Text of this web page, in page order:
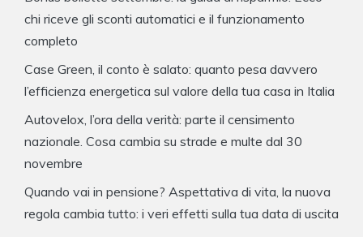
chi riceve gli sconti automatici e il funzionamento
completo
Case Green, il conto è salato: quanto pesa davvero
l’efficienza energetica sul valore della tua casa in Italia
Autovelox, l’ora della verità: parte il censimento
nazionale. Cosa cambia su strade e multe dal 30
novembre
Quando vai in pensione? Aspettativa di vita, la nuova
regola cambia tutto: i veri effetti sulla tua data di uscita